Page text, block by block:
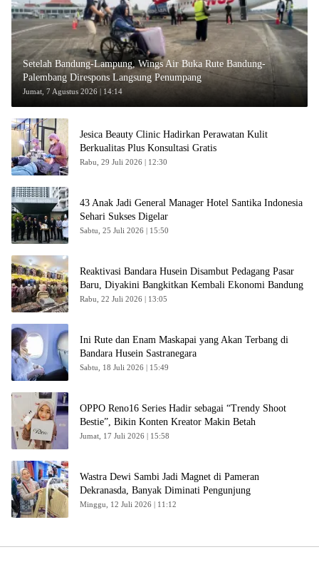
Setelah Bandung-Lampung, Wings Air Buka Rute Bandung-
Palembang Direspons Langsung Penumpang
Jumat, 7 Agustus 2026 | 14:14
Jesica Beauty Clinic Hadirkan Perawatan Kulit
Berkualitas Plus Konsultasi Gratis
Rabu, 29 Juli 2026 | 12:30
43 Anak Jadi General Manager Hotel Santika Indonesia
Sehari Sukses Digelar
Sabtu, 25 Juli 2026 | 15:50
Reaktivasi Bandara Husein Disambut Pedagang Pasar
Baru, Diyakini Bangkitkan Kembali Ekonomi Bandung
Rabu, 22 Juli 2026 | 13:05
Ini Rute dan Enam Maskapai yang Akan Terbang di
Bandara Husein Sastranegara
Sabtu, 18 Juli 2026 | 15:49
OPPO Reno16 Series Hadir sebagai “Trendy Shoot
Bestie”, Bikin Konten Kreator Makin Betah
Jumat, 17 Juli 2026 | 15:58
Wastra Dewi Sambi Jadi Magnet di Pameran
Dekranasda, Banyak Diminati Pengunjung
Minggu, 12 Juli 2026 | 11:12